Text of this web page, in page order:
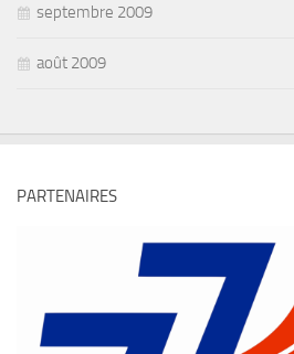
septembre 2009
août 2009
PARTENAIRES